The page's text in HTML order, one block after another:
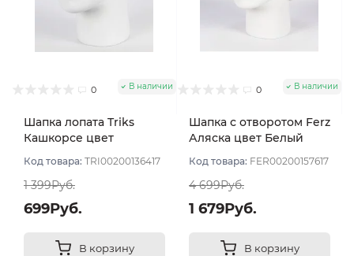
0 В наличии
Шапка лопата Triks
Кашкорсе цвет
Код товара: TRI00200136417
1 399Руб.
699Руб.
В корзину
0 В наличии
Шапка с отворотом Ferz
Аляска цвет Белый
Код товара: FER00200157617
4 699Руб.
1 679Руб.
В корзину